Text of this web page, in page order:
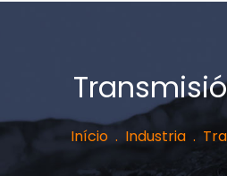
Início Industria